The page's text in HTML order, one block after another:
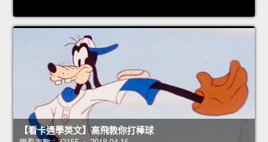
【看卡通學英文】高飛教你打棒球